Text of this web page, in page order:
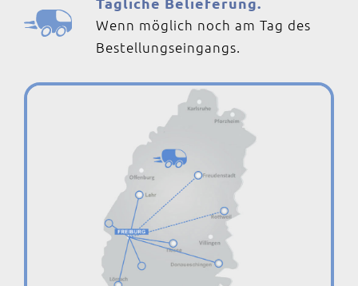
Wenn möglich noch am Tag des
Bestellungseingangs.